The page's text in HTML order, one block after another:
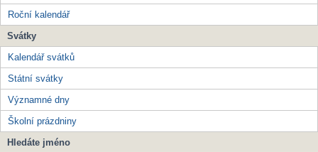
Roční kalendář
Svátky
Kalendář svátků
Státní svátky
Významné dny
Školní prázdniny
Hledáte jméno